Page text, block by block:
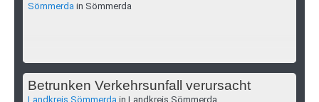
Sömmerda in Sömmerda
Betrunken Verkehrsunfall verursacht
Landkreis Sömmerda in Landkreis Sömmerda